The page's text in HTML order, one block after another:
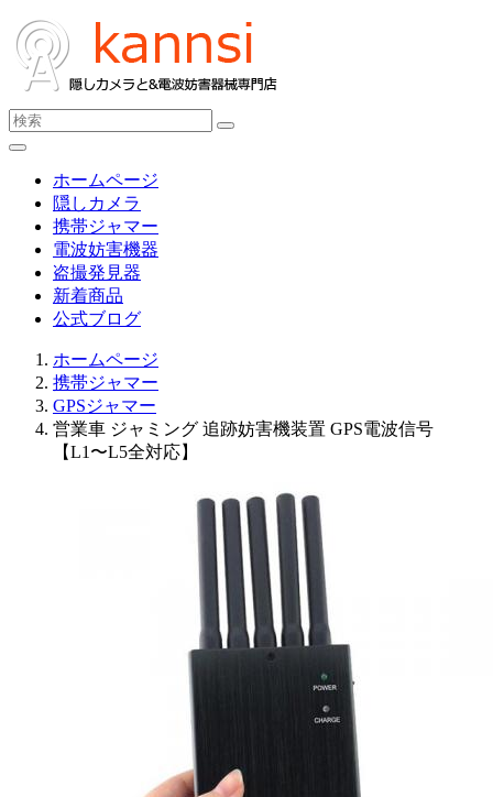
ホームページ
隠しカメラ
携帯ジャマー
電波妨害機器
盗撮発見器
新着商品
公式ブログ
ホームページ
携帯ジャマー
GPSジャマー
営業車 ジャミング 追跡妨害機装置 GPS電波信号
【L1〜L5全対応】